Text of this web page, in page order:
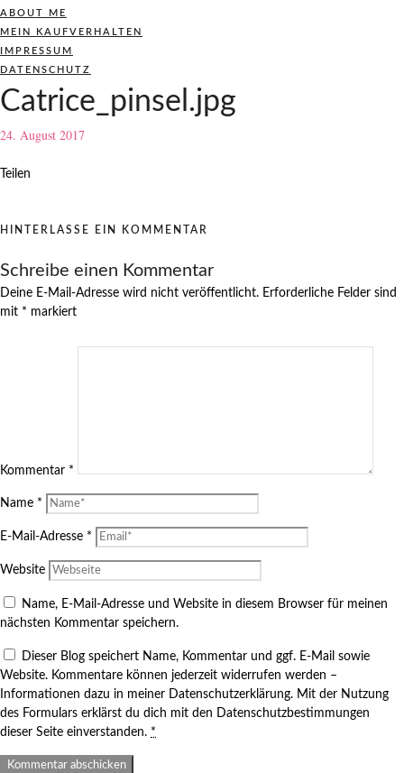
ABOUT ME
MEIN KAUFVERHALTEN
IMPRESSUM
DATENSCHUTZ
Catrice_pinsel.jpg
24. August 2017
Teilen
HINTERLASSE EIN KOMMENTAR
Schreibe einen Kommentar
Deine E-Mail-Adresse wird nicht veröffentlicht. Erforderliche Felder sind
mit * markiert
Kommentar *
Name *
E-Mail-Adresse *
Website
Name, E-Mail-Adresse und Website in diesem Browser für meinen
nächsten Kommentar speichern.
Dieser Blog speichert Name, Kommentar und ggf. E-Mail sowie
Website. Kommentare können jederzeit widerrufen werden –
Informationen dazu in meiner Datenschutzerklärung. Mit der Nutzung
des Formulars erklärst du dich mit den Datenschutzbestimmungen
dieser Seite einverstanden. *